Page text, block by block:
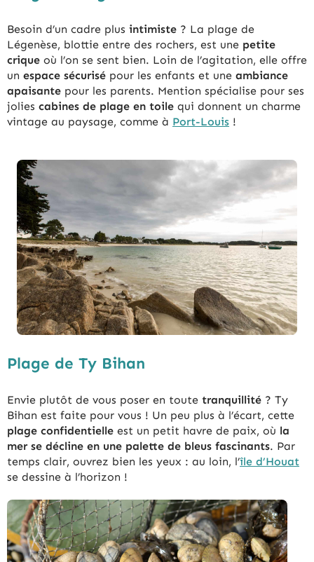
Besoin d’un cadre plus intimiste ? La plage de
Légenèse, blottie entre des rochers, est une petite
crique où l’on se sent bien. Loin de l’agitation, elle offre
un espace sécurisé pour les enfants et une ambiance
apaisante pour les parents. Mention spécialise pour ses
jolies cabines de plage en toile qui donnent un charme
vintage au paysage, comme à Port-Louis !
Plage de Ty Bihan
Envie plutôt de vous poser en toute tranquillité ? Ty
Bihan est faite pour vous ! Un peu plus à l’écart, cette
plage confidentielle est un petit havre de paix, où la
mer se décline en une palette de bleus fascinants. Par
temps clair, ouvrez bien les yeux : au loin, l’île d’Houat
se dessine à l’horizon !